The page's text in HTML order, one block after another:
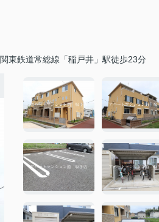
関東鉄道常総線「稲戸井」駅徒歩23分